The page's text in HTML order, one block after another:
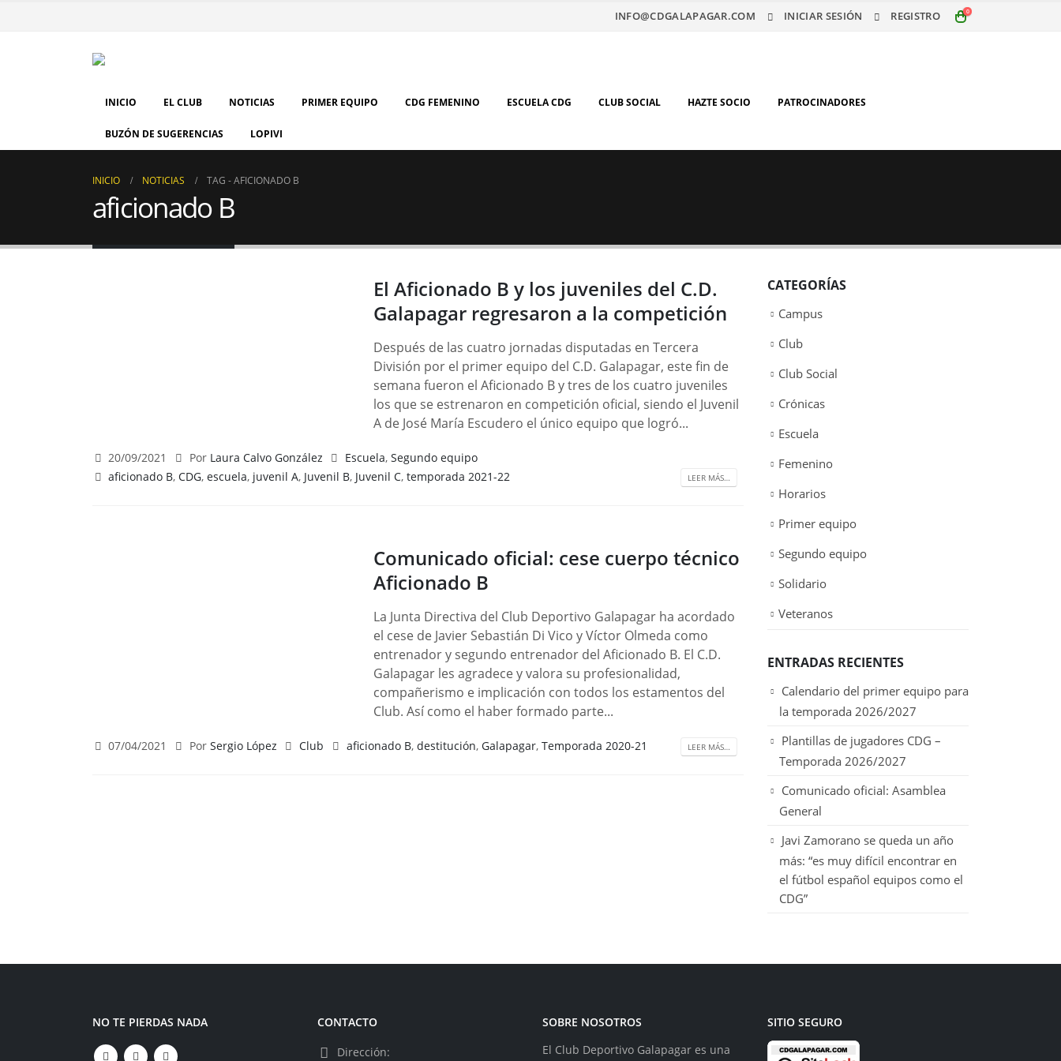
INFO@CDGALAPAGAR.COM INICIAR SESIÓN REGISTRO 0
INICIO EL CLUB NOTICIAS PRIMER EQUIPO CDG FEMENINO ESCUELA CDG CLUB SOCIAL HAZTE SOCIO PATROCINADORES
BUZÓN DE SUGERENCIAS LOPIVI
INICIO NOTICIAS TAG -AFICIONADO B
aficionado B
El Aficionado B y los juveniles del C.D.
Galapagar regresaron a la competición
Después de las cuatro jornadas disputadas en Tercera
División por el primer equipo del C.D. Galapagar, este fin de
semana fueron el Aficionado B y tres de los cuatro juveniles
los que se estrenaron en competición oficial, siendo el Juvenil
A de José María Escudero el único equipo que logró...
20/09/2021 Por Laura Calvo González Escuela,Segundo equipo
aficionado B,CDG,escuela, juvenil A, Juvenil B, Juvenil C,temporada 2021-22 LEER MÁS…
Comunicado oficial: cese cuerpo técnico
Aficionado B
La Junta Directiva del Club Deportivo Galapagar ha acordado
el cese de Javier Sebastián Di Vico y Víctor Olmeda como
entrenador y segundo entrenador del Aficionado B. El C.D.
Galapagar les agradece y valora su profesionalidad,
compañerismo e implicación con todos los estamentos del
Club. Así como el haber formado parte...
07/04/2021 Por Sergio López Club aficionado B, destitución, Galapagar, Temporada 2020-21 LEER MÁS…
CATEGORÍAS
Campus
Club
Club Social
Crónicas
Escuela
Femenino
Horarios
Primer equipo
Segundo equipo
Solidario
Veteranos
ENTRADAS RECIENTES
Calendario del primer equipo para
la temporada 2026/2027
Plantillas de jugadores CDG –
Temporada 2026/2027
Comunicado oficial: Asamblea
General
Javi Zamorano se queda un año
más: “es muy difícil encontrar en
el fútbol español equipos como el
CDG”
NO TE PIERDAS NADA
CONTACTO
Dirección:
SOBRE NOSOTROS
El Club Deportivo Galapagar es una
SITIO SEGURO